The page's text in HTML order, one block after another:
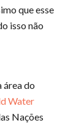
que esse
isso não
área do
Water
Nações